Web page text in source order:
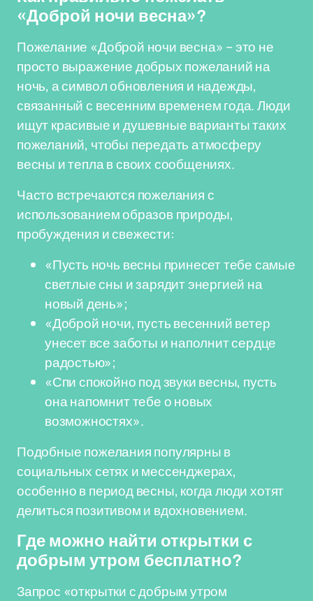
«Доброй ночи весна»?
Пожелание «Доброй ночи весна» – это не
просто выражение добрых пожеланий на
ночь, а символ обновления и надежды,
связанный с весенним временем года. Люди
ищут красивые и душевные варианты таких
пожеланий, чтобы передать атмосферу
весны и тепла в своих сообщениях.
Часто встречаются пожелания с
использованием образов природы,
пробуждения и свежести:
«Пусть ночь весны принесет тебе самые
светлые сны и зарядит энергией на
новый день»;
«Доброй ночи, пусть весенний ветер
унесет все заботы и наполнит сердце
радостью»;
«Спи спокойно под звуки весны, пусть
она напомнит тебе о новых
возможностях».
Подобные пожелания популярны в
социальных сетях и мессенджерах,
особенно в период весны, когда люди хотят
делиться позитивом и вдохновением.
Где можно найти открытки с
добрым утром бесплатно?
Запрос «открытки с добрым утром